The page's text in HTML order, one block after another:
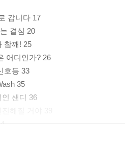
갑니다 17
결심 20
참깨! 25
어디인가? 26
호등 33
35
샌디 36